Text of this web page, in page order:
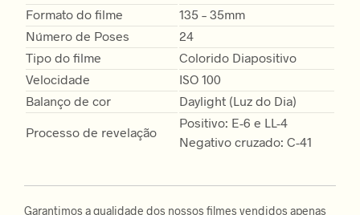
Formato do filme
135 – 35mm
Número de Poses
24
Tipo do filme
Colorido Diapositivo
Velocidade
ISO 100
Balanço de cor
Daylight (Luz do Dia)
Processo de revelação
Positivo: E-6 e LL-4
Negativo cruzado: C-41
Garantimos a qualidade dos nossos filmes vendidos apenas